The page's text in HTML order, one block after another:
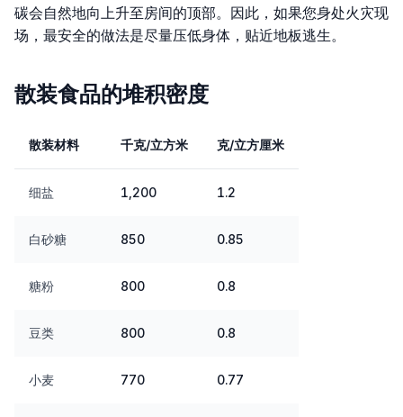
碳会自然地向上升至房间的顶部。因此，如果您身处火灾现
场，最安全的做法是尽量压低身体，贴近地板逃生。
散装食品的堆积密度
散装材料 千克/立方米 克/立方厘米
细盐 1,200 1.2
白砂糖 850 0.85
糖粉 800 0.8
豆类 800 0.8
小麦 770 0.77